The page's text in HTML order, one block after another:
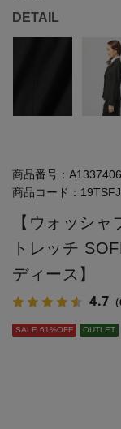
DETAIL
商品番号：
商品コード：
【ウォッシ
トレッチ
ディース】
4.7
SALE 61%OFF OUTLET